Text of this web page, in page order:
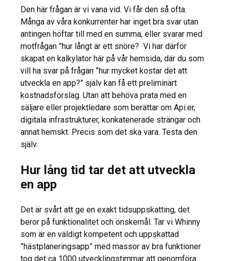
Den här frågan är vi vana vid. Vi får den så ofta.
Många av våra konkurrenter har inget bra svar utan
antingen höftar till med en summa, eller svarar med
motfrågan ”hur långt är ett snöre? Vi har därför
skapat en kalkylator här på vår hemsida, där du som
vill ha svar på frågan ”hur mycket kostar det att
utveckla en app?” själv kan få ett preliminärt
kostnadsförslag. Utan att behöva prata med en
säljare eller projektledare som berättar om Api:er,
digitala infrastrukturer, konkatenerade strängar och
annat hemskt. Precis som det ska vara. Testa den
själv.
Hur lång tid tar det att utveckla
en app
Det är svårt att ge en exakt tidsuppskatting, det
beror på funktionalitet och önskemål. Tar vi Whinny
som är en väldigt kompetent och uppskattad
”hästplaneringsapp” med massor av bra funktioner
tog det ca 1000 utvecklingstimmar att genomföra